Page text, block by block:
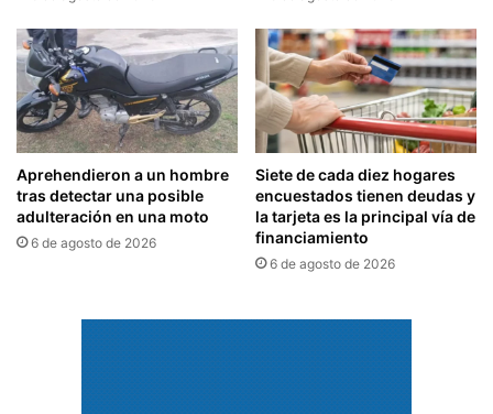
Aprehendieron a un hombre
tras detectar una posible
adulteración en una moto
6 de agosto de 2026
Siete de cada diez hogares
encuestados tienen deudas y
la tarjeta es la principal vía de
financiamiento
6 de agosto de 2026